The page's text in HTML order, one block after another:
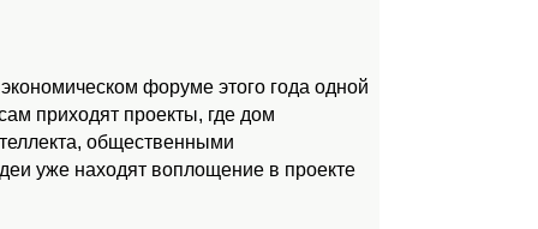
форуме этого года одной
приходят проекты, где дом
общественными
уже находят воплощение в проекте